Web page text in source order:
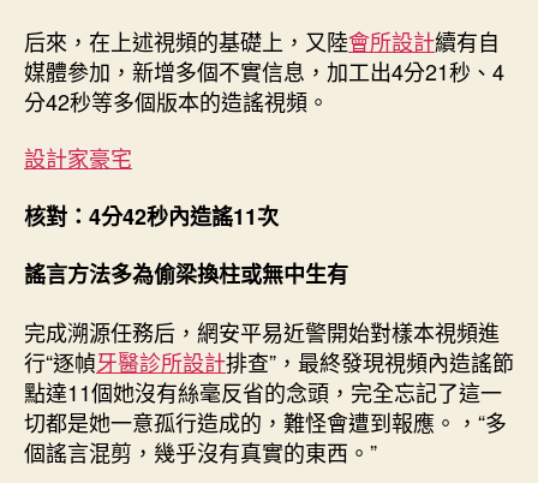
后來，在上述視頻的基礎上，又陸會所設計續有自
媒體參加，新增多個不實信息，加工出4分21秒、4
分42秒等多個版本的造謠視頻。
設計家豪宅
核對：4分42秒內造謠11次
謠言方法多為偷梁換柱或無中生有
完成溯源任務后，網安平易近警開始對樣本視頻進
行“逐幀牙醫診所設計排查”，最終發現視頻內造謠節
點達11個她沒有絲毫反省的念頭，完全忘記了這一
切都是她一意孤行造成的，難怪會遭到報應。，“多
個謠言混剪，幾乎沒有真實的東西。”